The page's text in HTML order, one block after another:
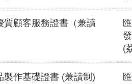
質顧客服務證書（兼讀
(
製作基礎證書 (兼讀制)